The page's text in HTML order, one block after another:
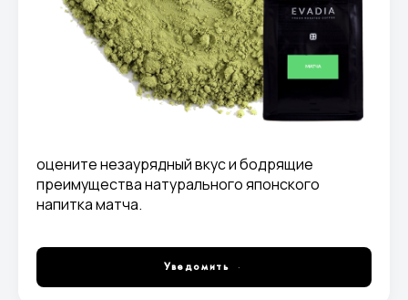
оцените незаурядный вкус и бодрящие
преимущества натурального японского
напитка матча.
Уведомить